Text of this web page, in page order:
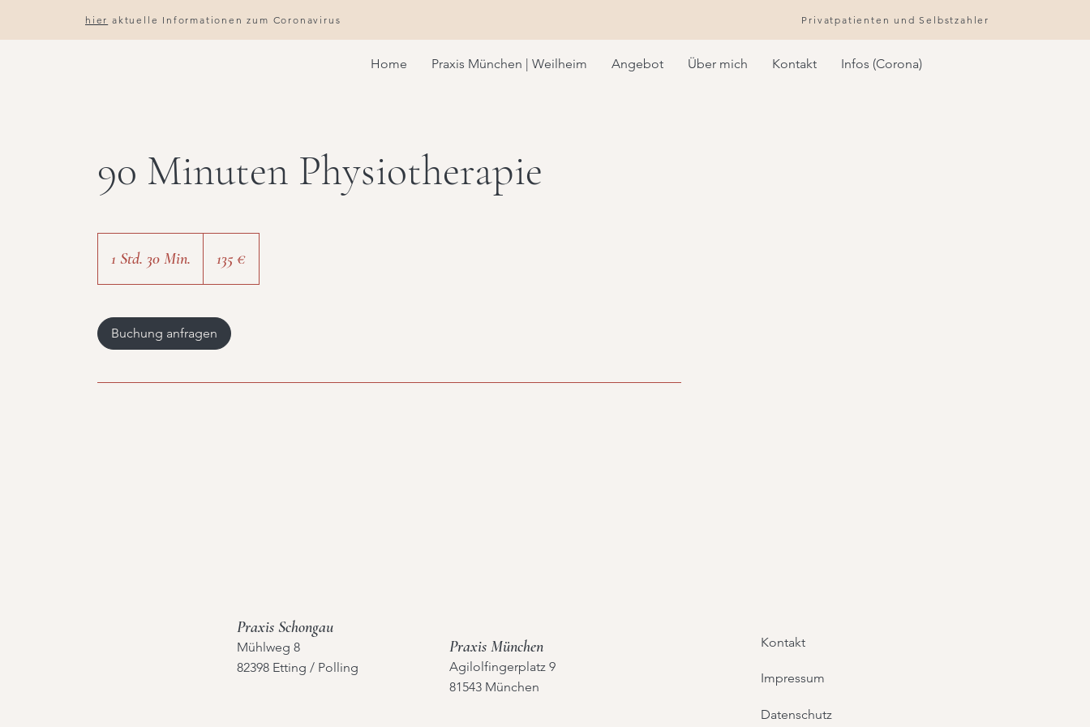
hier aktuelle Informationen zum Coronavirus Privatpatienten und Selbstzahler
Home Praxis München | Weilheim Angebot Über mich Kontakt Infos (Corona)
90 Minuten Physiotherapie
1 Std. 30 Min.
S
d
3
0
135 €
Buchung anfragen
Praxis Schongau
Mühlweg 8
82398 Etting / Polling
Praxis München
Agilolfingerplatz 9
81543 München
Kontakt
Impressum
Datenschutz